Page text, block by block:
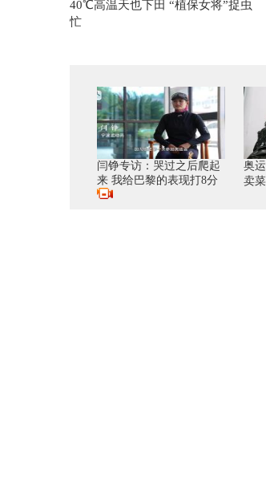
40℃高温天也下田 “植保女将”捉虫
忙
闫铮专访：哭过之后爬起
来 我给巴黎的表现打8分
奥
卖